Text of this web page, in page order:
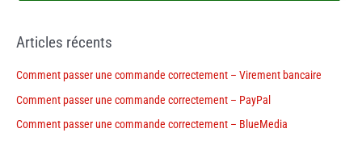
Articles récents
Comment passer une commande correctement – Virement bancaire
Comment passer une commande correctement – PayPal
Comment passer une commande correctement – BlueMedia